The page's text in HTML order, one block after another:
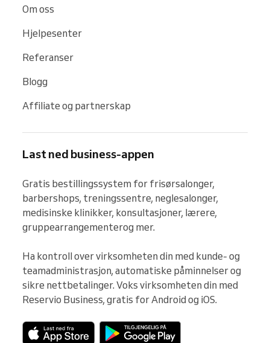
Om oss
Hjelpesenter
Referanser
Blogg
Affiliate og partnerskap
Last ned business-appen
Gratis bestillingssystem for frisørsalonger,
barbershops, treningssentre, neglesalonger,
medisinske klinikker, konsultasjoner, lærere,
gruppearrangementerog mer.
Ha kontroll over virksomheten din med kunde- og
teamadministrasjon, automatiske påminnelser og
sikre nettbetalinger. Voks virksomheten din med
Reservio Business, gratis for Android og iOS.